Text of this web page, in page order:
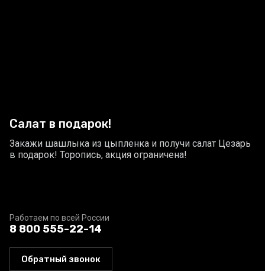
Салат в подарок!
Закажи шашлыка из цыпленка и получи салат Цезарь
в подарок! Торопись, акция ограничена!
Работаем по всей России
8 800 555-22-14
Обратный звонок